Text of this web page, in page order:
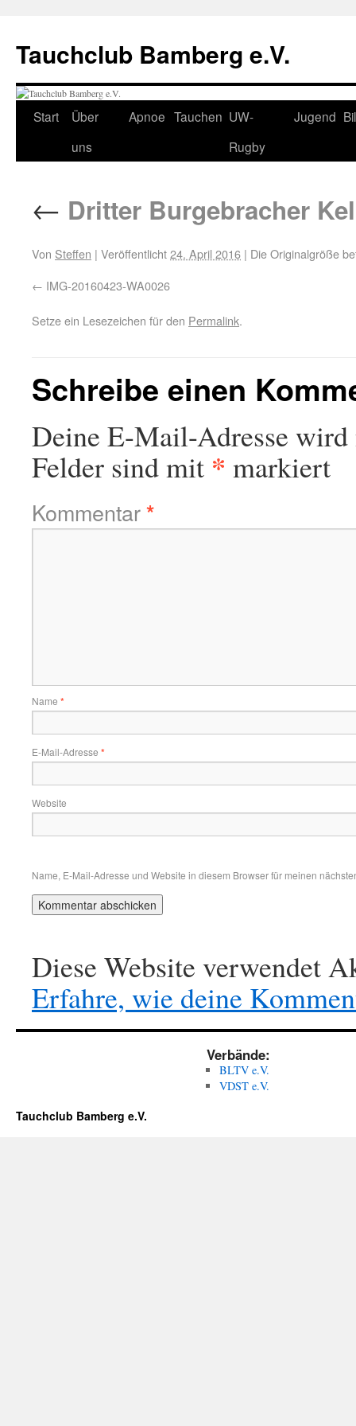
Tauchclub Bamberg e.V.
Start
Über
uns
Apnoe Tauchen UW-
Rugby
Jugend
← Dritter Burgebracher
Von Steffen | Veröffentlicht24. April 2016 | Die Originalgröße
IMG-20160423-WA0026
Setze ein Lesezeichen für den Permalink.
Schreibe einen
Deine E-Mail-Adresse
Felder sind mit * markiert
Kommentar*
Name *
E-Mail-Adresse *
Website
Name, E-Mail-Adresse und Website in diesem Browser für meinen
Diese Website verwendet
Erfahre, wie deine
Verbände:
BLTV e.V.
VDST e.V.
Tauchclub Bamberg e.V.